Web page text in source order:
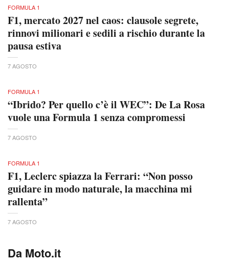
FORMULA 1
F1, mercato 2027 nel caos: clausole segrete,
rinnovi milionari e sedili a rischio durante la
pausa estiva
7 AGOSTO
FORMULA 1
“Ibrido? Per quello c’è il WEC”: De La Rosa
vuole una Formula 1 senza compromessi
7 AGOSTO
FORMULA 1
F1, Leclerc spiazza la Ferrari: “Non posso
guidare in modo naturale, la macchina mi
rallenta”
7 AGOSTO
Da Moto.it